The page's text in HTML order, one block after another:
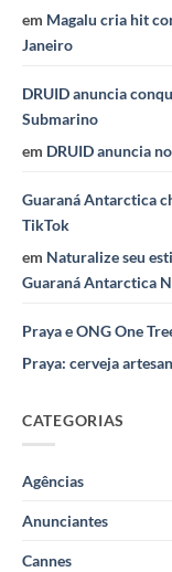
em Magalu cria hit
Janeiro
DRUID anuncia
Submarino
em DRUID anuncia
Guaraná Antarctica
TikTok
em Naturalize seu
Guaraná Antarctica
Praya e ONG One
Praya: cerveja
CATEGORIAS
Agências
Anunciantes
Cannes